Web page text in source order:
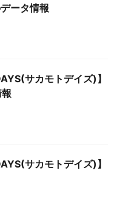
ータ情報
サカモトデイズ)】
サカモトデイズ)】